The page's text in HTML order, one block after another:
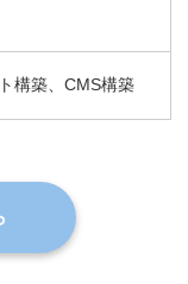
構築、CMS構築